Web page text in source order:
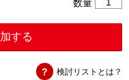
数量
チ
する
検討リストとは？